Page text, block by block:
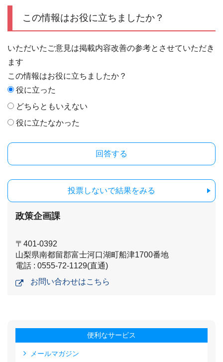
この情報はお役に立ちましたか？
いただいたご意見は掲載内容改善の参考とさせていただき
ます
この情報はお役に立ちましたか？
役に立った
どちらともいえない
役に立たなかった
投票しないで結果をみる
政策企画課
〒401-0392
山梨県南都留郡富士河口湖町船津1700番地
電話 : 0555-72-1129(直通)
お問い合わせはこちら
便利なサービス
メールマガジン